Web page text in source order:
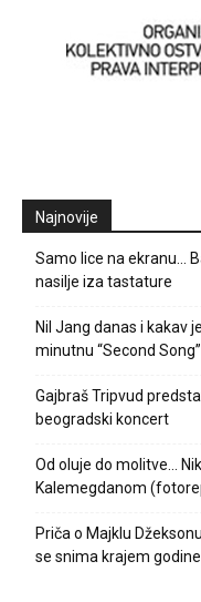
Najnovije
Samo lice na ekranu…
nasilje iza tastature
Nil Jang danas i kakav
minutnu “Second Song”
Gajbraš Tripvud
beogradski koncert
Od oluje do molitve…
Kalemegdanom
Priča o Majklu
se snima krajem godine